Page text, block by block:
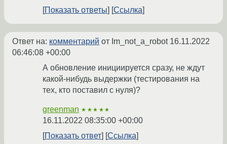
Показать ответы Ссылка
Ответ на: комментарий от Im_not_a_robot 16.11.2022
06:46:08 +00:00
А обновление инициируется сразу, не ждут
какой-нибудь выдержки (тестирования на
тех, кто поставил с нуля)?
greenman ★★★★★
16.11.2022 08:35:00 +00:00
Показать ответ
Ссылка